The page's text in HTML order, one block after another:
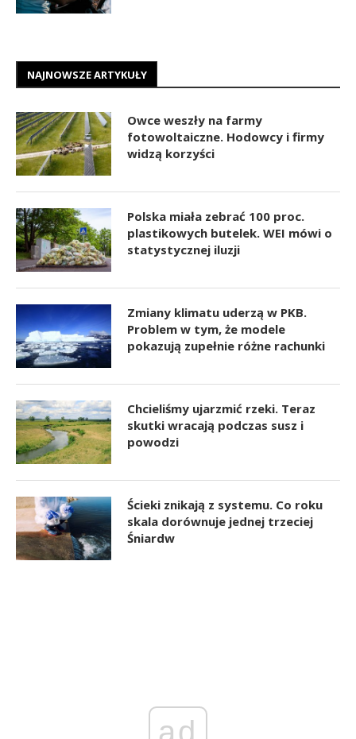
NAJNOWSZE ARTYKUŁY
Owce weszły na farmy
fotowoltaiczne. Hodowcy i firmy
widzą korzyści
Polska miała zebrać 100 proc.
plastikowych butelek. WEI mówi o
statystycznej iluzji
Zmiany klimatu uderzą w PKB.
Problem w tym, że modele
pokazują zupełnie różne rachunki
Chcieliśmy ujarzmić rzeki. Teraz
skutki wracają podczas susz i
powodzi
Ścieki znikają z systemu. Co roku
skala dorównuje jednej trzeciej
Śniardw
ad